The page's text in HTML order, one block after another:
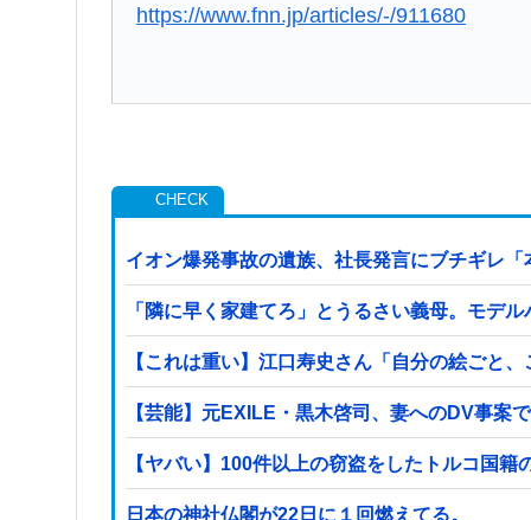
https://www.fnn.jp/articles/-/911680
イオン爆発事故の遺族、社長発言にブチギレ
「隣に早く家建てろ」とうるさい義母。モデ
【これは重い】江口寿史さん「自分の絵ごと
【芸能】元EXILE・黒木啓司、妻へのDV事
日本の神社仏閣が22日に１回燃えてる。